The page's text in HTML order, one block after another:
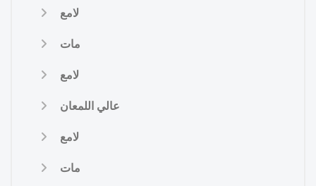
لامع
مات
لامع
عالي اللمعان
لامع
مات